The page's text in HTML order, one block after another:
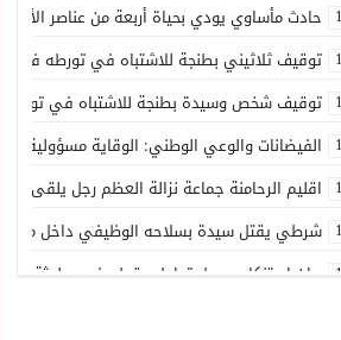
حادث مأساوي يودي بحياة أربعة من عناصر
توقيف ثلاثيني بطنجة للاشتباه في تورطه في
توقيف شخص وسيدة بطنجة للاشتباه في
الفيضانات والوعي الوطني: الوقاية مسؤولية
اقليم الرحامنة جماعة نزالة العظم رجل يلقى
شرطي يقتل سيدة بسلاحه الوظيفي داخل منزله
بيان استنكاري حول تداول مقطع فيديو لجثة